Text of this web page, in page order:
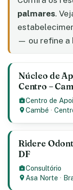
palmares.
— ou refine a
Núcleo de
Centro –
Centro de
Cambé ·
Ridere
DF
Consultório
Asa Norte ·